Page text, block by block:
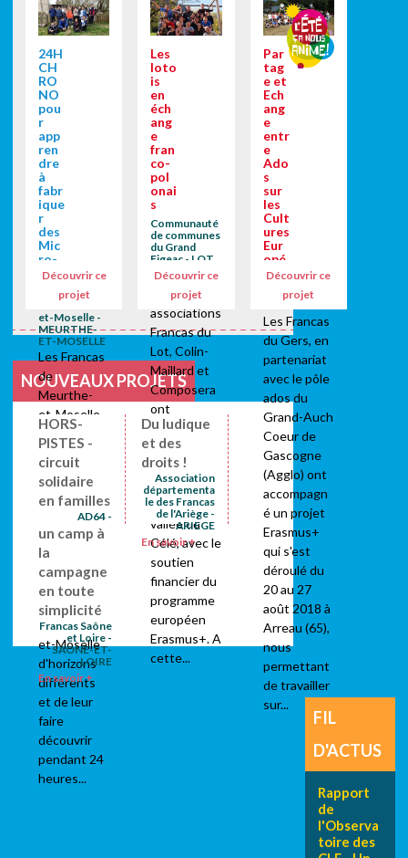
24H
CH
RO
NO
pou
r
app
ren
dre
à
fabr
ique
r
des
Mic
ro-
fusé
et-Moselle -
MEURTHE-
ET-MOSELLE
Les Francas
de
Meurthe-
et-Moselle
développen
t sur leur
territoire le
projet 24H
Chrono.
Celui-ci
consiste à
rassembler
des jeunes
de
Meurthe-
et-Moselle
d'horizons
différents
et de leur
faire
découvrir
pendant 24
heures...
Découvrir ce
projet
Les
loto
is
en
éch
ang
e
fran
co-
pol
onai
s
Communauté
de communes
du Grand
Figeac - LOT
Du 21 au 30
Octobre, les
associations
Francas du
Lot, Colin-
Maillard et
Composera
ont
organisé un
échange
franco-
polonais
dans la
vallée du
Célé, avec le
soutien
financier du
programme
européen
Erasmus+. A
cette...
Découvrir ce
projet
Par
tag
e et
Ech
ang
e
entr
e
Ado
s
sur
les
Cult
ures
Eur
opé
enn
Les Francas
du Gers, en
partenariat
avec le pôle
ados du
Grand-Auch
Coeur de
Gascogne
(Agglo) ont
accompagn
é un projet
Erasmus+
qui s'est
déroulé du
20 au 27
août 2018 à
Arreau (65),
nous
permettant
de travailler
sur...
Découvrir ce
projet
NOUVEAUX PROJETS
HORS-
PISTES -
circuit
solidaire
en familles
AD64 -
PYRENEES-
ATLANTIQUE
En savoir +
Du ludique
et des
droits !
Association
départementa
le des Francas
de l'Ariège -
ARIEGE
En savoir +
un camp à
la
campagne
en toute
simplicité
Francas Saône
et Loire -
SAONE-ET-
LOIRE
En savoir +
FIL
D'ACTUS
Rapport
de
l'Observa
toire des